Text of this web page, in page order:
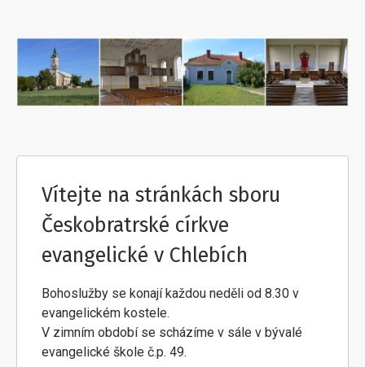
Vítejte na stránkách sboru
Českobratrské církve
evangelické v Chlebích
Bohoslužby se konají každou neděli od 8.30 v
evangelickém kostele.
V zimním období se scházíme v sále v bývalé
evangelické škole č.p. 49.